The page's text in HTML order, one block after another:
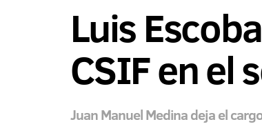
Luis
CSIF en el
Juan Manuel Medina deja el